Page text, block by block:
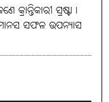
ସ୍ରଷ୍ଟା।
ସଫଳ ଉପନ୍ୟାସ